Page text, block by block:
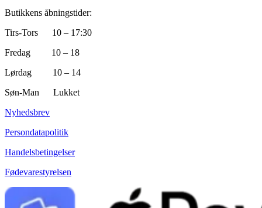
Butikkens åbningstider:
Tirs-Tors 10 – 17:30
Fredag 10 – 18
Lørdag 10 – 14
Søn-Man Lukket
Nyhedsbrev
Persondatapolitik
Handelsbetingelser
Fødevarestyrelsen